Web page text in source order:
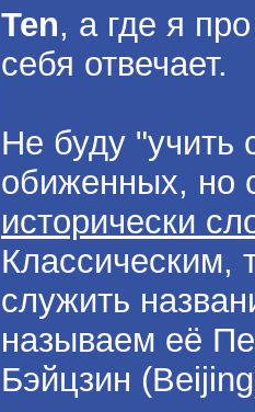
Ten, а где я
себя отвечает.
Не буду "учить
обиженных, но
исторически
Классическим,
служить
называем её
Бэйцзин